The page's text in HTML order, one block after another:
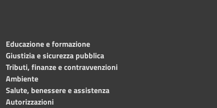
Educazione e formazione
Giustizia e sicurezza pubblica
Tributi, finanze e contravvenzioni
Ambiente
Salute, benessere e assistenza
Autorizzazioni